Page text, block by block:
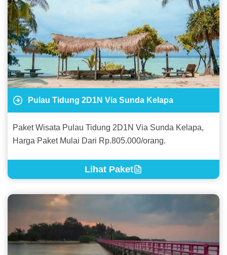
Pulau Tidung 2D1N Via Sunda Kelapa
Paket Wisata Pulau Tidung 2D1N Via Sunda Kelapa,
Harga Paket Mulai Dari Rp.805.000/orang.
Lihat Paket